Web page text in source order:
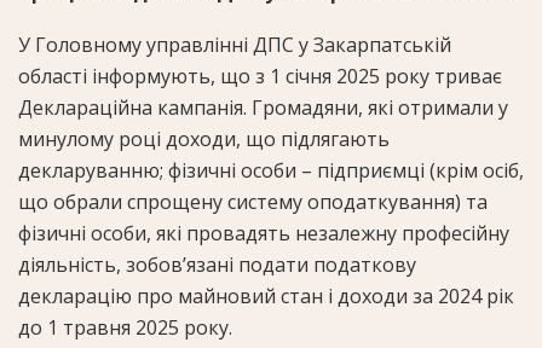
У Головному управлінні ДПС у Закарпатській
області інформують, що з 1 січня 2025 року триває
Деклараційна кампанія. Громадяни, які отримали у
минулому році доходи, що підлягають
декларуванню; фізичні особи – підприємці (крім осіб,
що обрали спрощену систему оподаткування) та
фізичні особи, які провадять незалежну професійну
діяльність, зобов’язані подати податкову
декларацію про майновий стан і доходи за 2024 рік
до 1 травня 2025 року.